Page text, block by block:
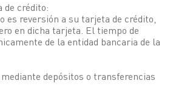
de crédito:
es reversión a su tarjeta de crédito,
en dicha tarjeta. El tiempo de
de la entidad bancaria de la
depósitos o transferencias